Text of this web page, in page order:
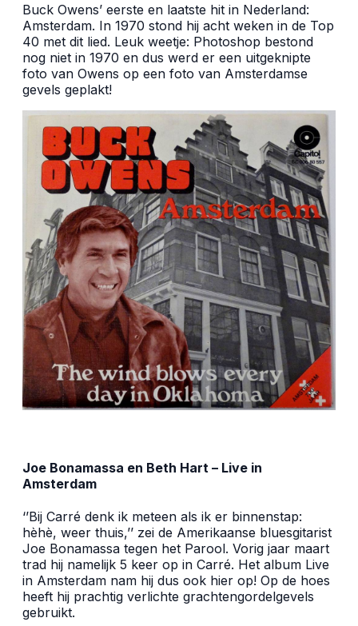
Buck Owens’ eerste en laatste hit in Nederland:
Amsterdam. In 1970 stond hij acht weken in de Top
40 met dit lied. Leuk weetje: Photoshop bestond
nog niet in 1970 en dus werd er een uitgeknipte
foto van Owens op een foto van Amsterdamse
gevels geplakt!
Joe Bonamassa en Beth Hart – Live in
Amsterdam
‘’Bij Carré denk ik meteen als ik er binnenstap:
hèhè, weer thuis,’’ zei de Amerikaanse bluesgitarist
Joe Bonamassa tegen het Parool. Vorig jaar maart
trad hij namelijk 5 keer op in Carré. Het album Live
in Amsterdam nam hij dus ook hier op! Op de hoes
heeft hij prachtig verlichte grachtengordelgevels
gebruikt.